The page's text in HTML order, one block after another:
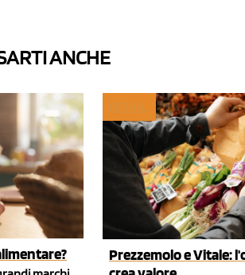
ANCHE
Prezzemolo e Vitale: